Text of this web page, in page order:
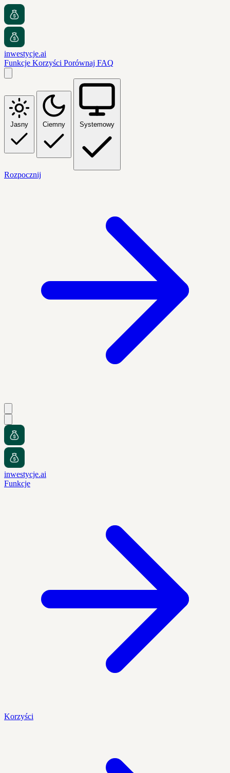
inwestycje.ai
Funkcje Korzyści Porównaj FAQ
Jasny Ciemny Systemowy
Rozpocznij
inwestycje.ai
Funkcje
Korzyści